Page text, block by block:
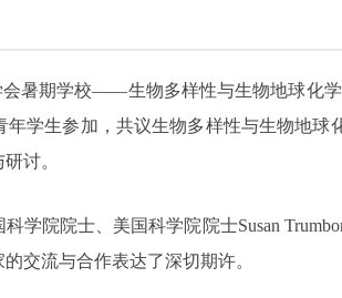
会暑期学校——生物多样性与生物地球化
学生参加，共议生物多样性与生物地
讨。
学院院士、美国科学院院士Susan
交流与合作表达了深切期许。